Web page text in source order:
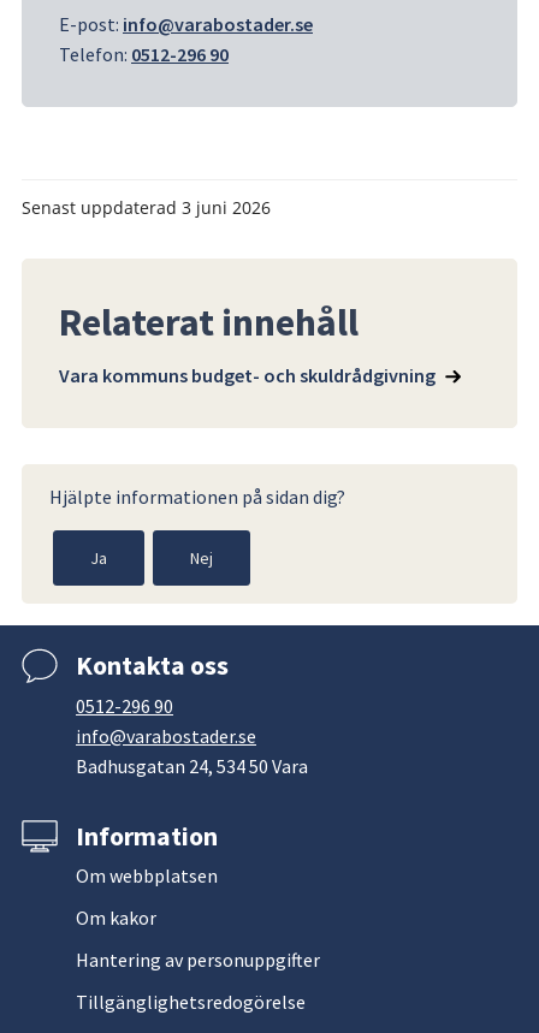
E-post: info@varabostader.se
Telefon: 0512-296 90
Senast uppdaterad 3 juni 2026
Relaterat innehåll
Vara kommuns budget- och skuldrådgivning
Hjälpte informationen på sidan dig?
Ja Nej
Kontakta oss
0512-296 90
info@varabostader.se
Badhusgatan 24, 534 50 Vara
Information
Om webbplatsen
Om kakor
Hantering av personuppgifter
Tillgänglighetsredogörelse